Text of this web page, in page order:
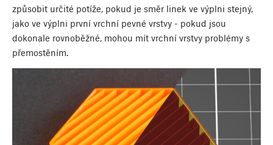
způsobit určité potíže, pokud je směr linek ve výplni stejný,
jako ve výplni první vrchní pevné vrstvy - pokud jsou
dokonale rovnoběžné, mohou mít vrchní vrstvy problémy s
přemostěním.